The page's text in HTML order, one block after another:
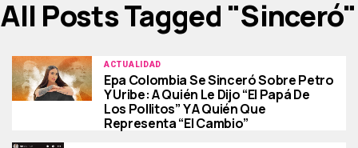
All Posts Tagged "sinceró"
ACTUALIDAD
Epa Colombia Se Sinceró Sobre Petro
Y Uribe: A Quién Le Dijo “el Papá De
Los Pollitos” Y A Quién Que
Representa “el Cambio”